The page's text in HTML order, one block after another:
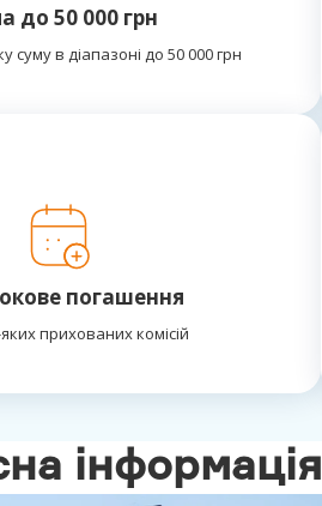
до 50 000 грн
суму в діапазоні до 50 000 грн
погашення
прихованих комісій
інформація